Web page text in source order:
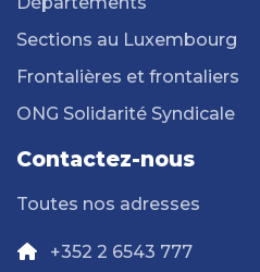
Sections au Luxembourg
Frontalières et frontaliers
ONG Solidarité Syndicale
Contactez-nous
Toutes nos adresses
+352 2 6543 777